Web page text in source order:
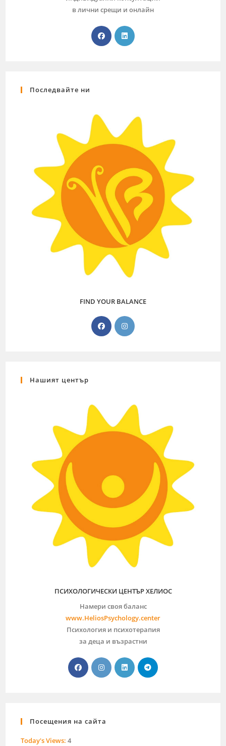
в лични срещи и онлайн
Последвайте ни
FIND YOUR BALANCE
Нашият център
ПСИХОЛОГИЧЕСКИ ЦЕНТЪР ХЕЛИОС
Намери своя баланс
www.HeliosPsychology.center
Психология и психотерапия
за деца и възрастни
Посещения на сайта
Today's Views:4